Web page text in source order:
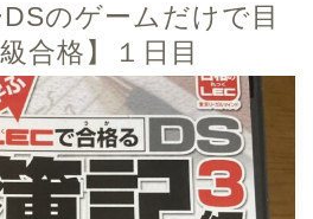
DSのゲームだけで目
合格】１日目